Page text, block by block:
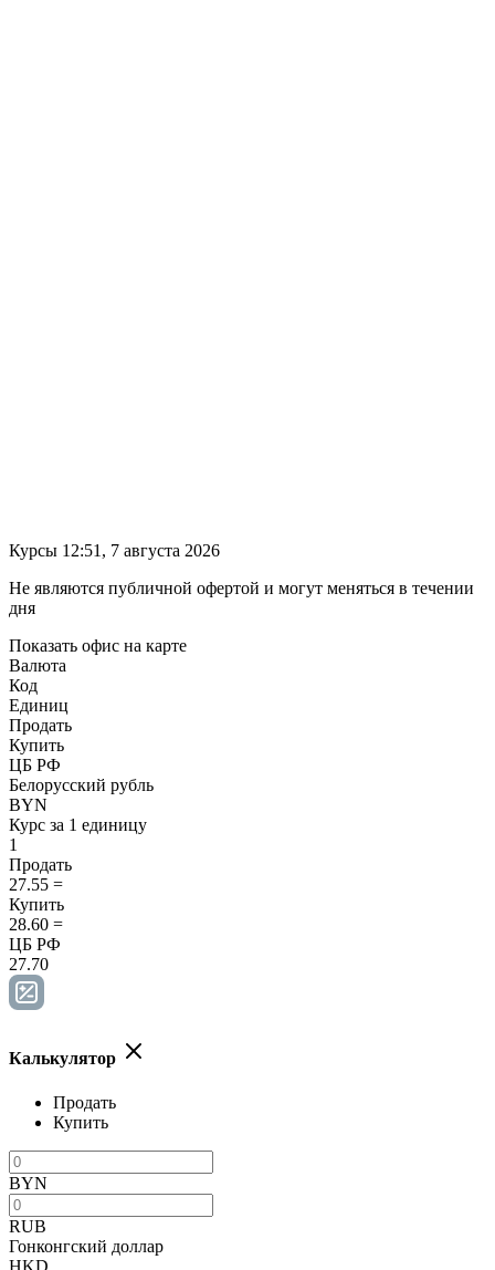
Курсы 12:51, 7 августа 2026
Не являются публичной офертой и могут меняться в течении
дня
Показать офис на карте
Валюта
Код
Единиц
Продать
Купить
ЦБ РФ
Белорусский рубль
BYN
Курс за 1 единицу
1
Продать
27.55 =
Купить
28.60 =
ЦБ РФ
27.70
Калькулятор
Продать
Купить
BYN
RUB
Гонконгский доллар
HKD